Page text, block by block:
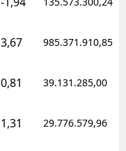
3,67 985.371.910,85
0,81 39.131.285,00
1,31 29.776.579,96